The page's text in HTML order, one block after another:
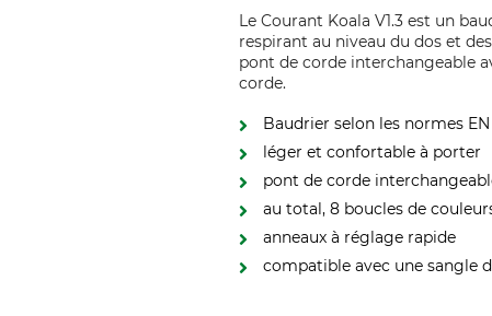
Le Courant Koala V1.3 est un
respirant au niveau du dos et
pont de corde interchangeable
corde.
Baudrier selon les normes EN
léger et confortable à porter
pont de corde
au total, 8 boucles de
anneaux à réglage rapide
compatible avec une sangle